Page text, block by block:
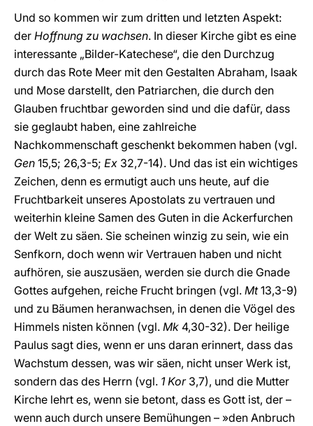
Und so kommen wir zum dritten und letzten Aspekt:
der Hoffnung zu wachsen. In dieser Kirche gibt es eine
interessante „Bilder-Katechese“, die den Durchzug
durch das Rote Meer mit den Gestalten Abraham, Isaak
und Mose darstellt, den Patriarchen, die durch den
Glauben fruchtbar geworden sind und die dafür, dass
sie geglaubt haben, eine zahlreiche
Nachkommenschaft geschenkt bekommen haben (vgl.
Gen 15,5; 26,3-5; Ex 32,7-14). Und das ist ein wichtiges
Zeichen, denn es ermutigt auch uns heute, auf die
Fruchtbarkeit unseres Apostolats zu vertrauen und
weiterhin kleine Samen des Guten in die Ackerfurchen
der Welt zu säen. Sie scheinen winzig zu sein, wie ein
Senfkorn, doch wenn wir Vertrauen haben und nicht
aufhören, sie auszusäen, werden sie durch die Gnade
Gottes aufgehen, reiche Frucht bringen (vgl. Mt13,3-9)
und zu Bäumen heranwachsen, in denen die Vögel des
Himmels nisten können (vgl. Mk 4,30-32). Der heilige
Paulus sagt dies, wenn er uns daran erinnert, dass das
Wachstum dessen, was wir säen, nicht unser Werk ist,
sondern das des Herrn (vgl. 1 Kor3,7), und die Mutter
Kirche lehrt es, wenn sie betont, dass es Gott ist, der –
wenn auch durch unsere Bemühungen – »den Anbruch